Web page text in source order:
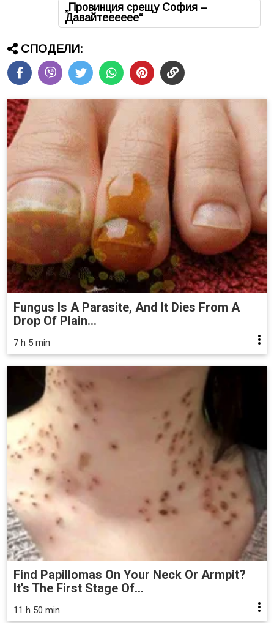
„Провинция срещу София –
Давайтееееее“
СПОДЕЛИ:
Fungus Is A Parasite, And It Dies From A
Drop Of Plain...
7 h 5 min
Find Papillomas On Your Neck Or Armpit?
It's The First Stage Of...
11 h 50 min